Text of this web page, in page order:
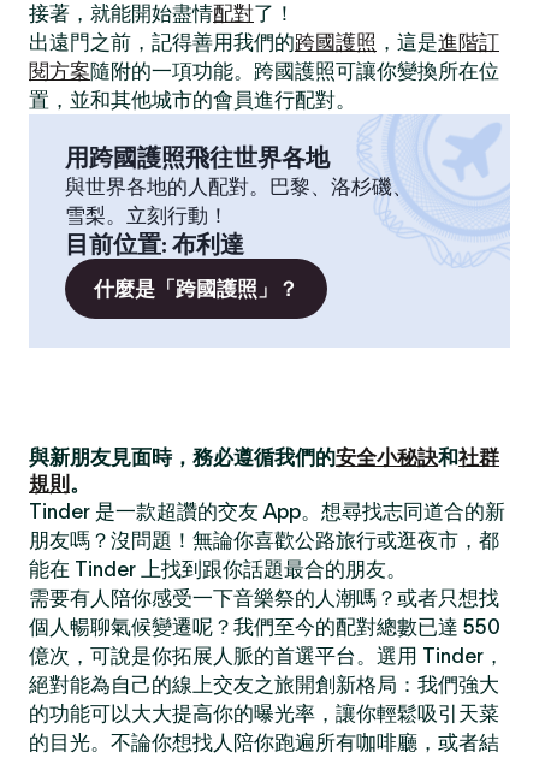
接著，就能開始盡情配對了！
出遠門之前，記得善用我們的跨國護照 ，這是進階訂
閱方案隨附的一項功能。跨國護照可讓你變換所在位
置，並和其他城市的會員進行配對。
用跨國護照飛往世界各地
與世界各地的人配對。巴黎、洛杉磯、
雪梨。立刻行動！
目前位置: 布利達
什麼是「跨國護照」？
與新朋友見面時，務必遵循我們的安全小秘訣和社群
規則 。
Tinder 是一款超讚的交友 App。想尋找志同道合的新
朋友嗎？沒問題！無論你喜歡公路旅行或逛夜市，都
能在 Tinder 上找到跟你話題最合的朋友。
需要有人陪你感受一下音樂祭的人潮嗎？或者只想找
個人暢聊氣候變遷呢？我們至今的配對總數已達 550
億次，可說是你拓展人脈的首選平台。選用 Tinder，
絕對能為自己的線上交友之旅開創新格局：我們強大
的功能可以大大提高你的曝光率，讓你輕鬆吸引天菜
的目光。不論你想找人陪你跑遍所有咖啡廳，或者結